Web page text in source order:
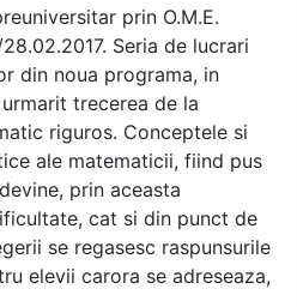
prin O.M.E.
Seria de lucrari
din noua programa, in
trecerea de la
riguros. Conceptele si
ale matematicii, fiind pus
prin aceasta
cat si din punct de
se regasesc raspunsurile
elevii carora se adreseaza,